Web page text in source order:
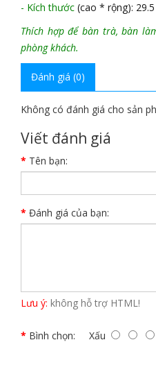
- Kích thước (cao * rộng):
Thích hợp để bàn trà, bàn
phòng khách.
Đánh giá (0)
Không có đánh giá cho sản
Viết đánh giá
Tên bạn:
Đánh giá của bạn:
Lưu ý: không hỗ trợ HTML!
Bình chọn: Xấu